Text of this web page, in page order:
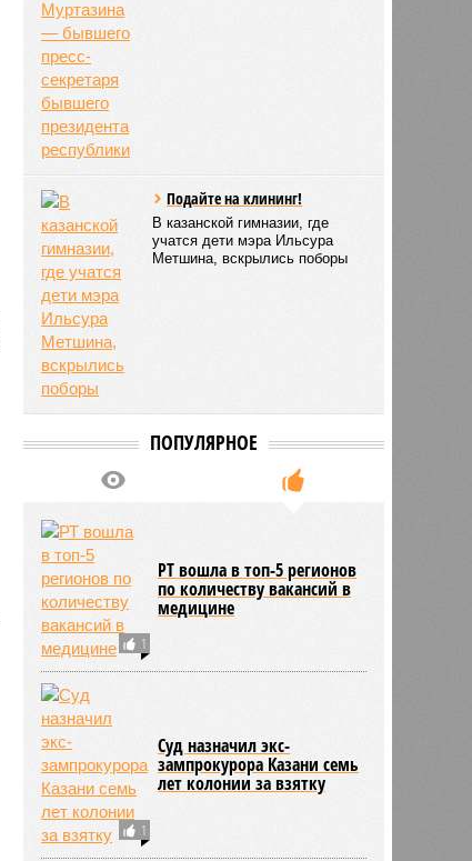
Подайте на клининг!
В казанской гимназии, где
учатся дети мэра Ильсура
Метшина, вскрылись поборы
ПОПУЛЯРНОЕ
1
РТ вошла в топ-5 регионов
по количеству вакансий в
медицине
1
Суд назначил экс-
зампрокурора Казани семь
лет колонии за взятку